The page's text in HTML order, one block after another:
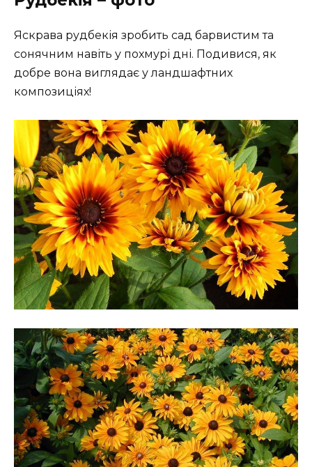
Яскрава рудбекія зробить сад барвистим та
сонячним навіть у похмурі дні. Подивися, як
добре вона виглядає у ландшафтних
композиціях!